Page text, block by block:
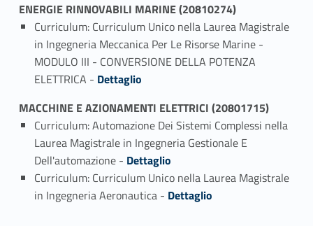
ENERGIE RINNOVABILI MARINE (20810274)
Curriculum: Curriculum Unico nella Laurea Magistrale
in Ingegneria Meccanica Per Le Risorse Marine -
MODULO III - CONVERSIONE DELLA POTENZA
ELETTRICA - Link identifier #identifier_person_137507-1
Dettaglio
MACCHINE E AZIONAMENTI ELETTRICI (20801715)
Curriculum: Automazione Dei Sistemi Complessi nella
Laurea Magistrale in Ingegneria Gestionale E
Dell'automazione - Link identifier #identifier_person_112243-1
Dettaglio
Curriculum: Curriculum Unico nella Laurea Magistrale
in Ingegneria Aeronautica - Link identifier #identifier_person_30296-2
Dettaglio